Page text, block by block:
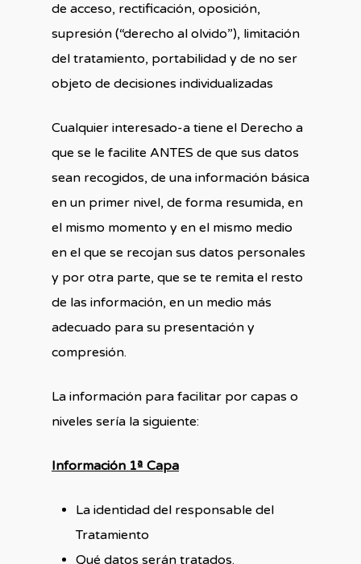
de acceso, rectificación, oposición,
supresión (“derecho al olvido”), limitación
del tratamiento, portabilidad y de no ser
objeto de decisiones individualizadas
Cualquier interesado-a tiene el Derecho a
que se le facilite ANTES de que sus datos
sean recogidos, de una información básica
en un primer nivel, de forma resumida, en
el mismo momento y en el mismo medio
en el que se recojan sus datos personales
y por otra parte, que se te remita el resto
de las información, en un medio más
adecuado para su presentación y
compresión.
La información para facilitar por capas o
niveles sería la siguiente:
Información 1ª Capa
La identidad del responsable del
Tratamiento
Qué datos serán tratados.